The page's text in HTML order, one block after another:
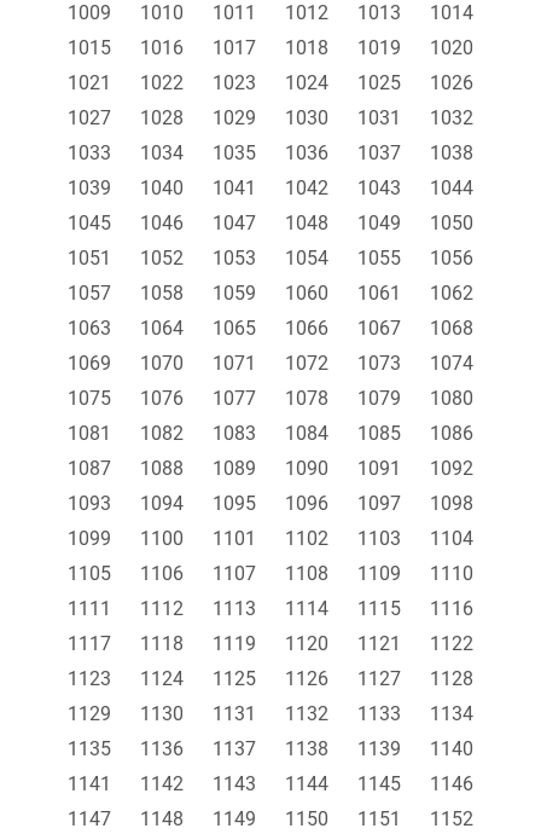
1009
1010 1011 1012 1013
1014
1015
1016 1017 1018 1019
1020
1021
1022 1023 1024 1025
1026
1027
1028 1029 1030 1031
1032
1033
1034 1035 1036 1037
1038
1039
1040 1041 1042 1043
1044
1045
1046 1047 1048 1049
1050
1051
1052 1053 1054 1055
1056
1057
1058 1059 1060 1061
1062
1063
1064 1065 1066 1067
1068
1069
1070 1071 1072 1073
1074
1075
1076 1077 1078 1079
1080
1081
1082 1083 1084 1085
1086
1087
1088 1089 1090 1091
1092
1093
1094 1095 1096 1097
1098
1099
1100 1101 1102 1103
1104
1105
1106 1107 1108 1109
1110
1111
1112 1113 1114 1115
1116
1117
1118 1119 1120 1121
1122
1123
1124 1125 1126 1127
1128
1129
1130 1131 1132 1133
1134
1135
1136 1137 1138 1139
1140
1141
1142 1143 1144 1145
1146
1147
1148 1149 1150 1151 1152